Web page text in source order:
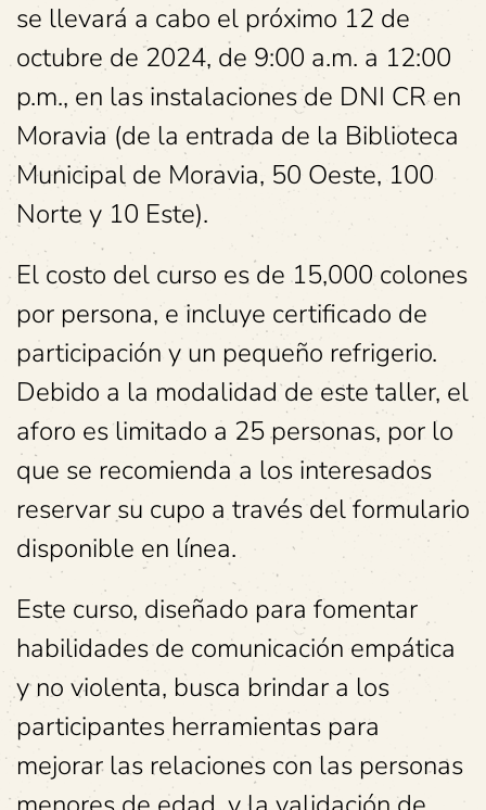
se llevará a cabo el próximo 12 de
octubre de 2024, de 9:00 a.m. a 12:00
p.m., en las instalaciones de DNI CR en
Moravia (de la entrada de la Biblioteca
Municipal de Moravia, 50 Oeste, 100
Norte y 10 Este).
El costo del curso es de 15,000 colones
por persona, e incluye certificado de
participación y un pequeño refrigerio.
Debido a la modalidad de este taller, el
aforo es limitado a 25 personas, por lo
que se recomienda a los interesados
reservar su cupo a través del formulario
disponible en línea.
Este curso, diseñado para fomentar
habilidades de comunicación empática
y no violenta, busca brindar a los
participantes herramientas para
mejorar las relaciones con las personas